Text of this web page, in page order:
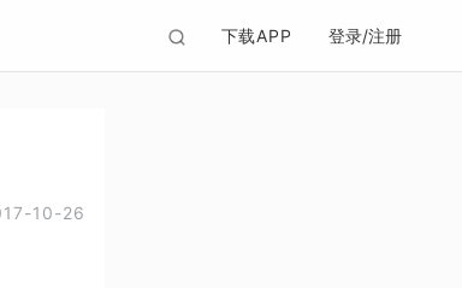
下载APP 登录/注册
10-26